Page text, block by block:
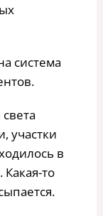
система
участки
в
то